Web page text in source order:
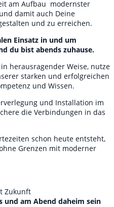
am Aufbau modernster
damit auch Deine
und zu erreichen.
Einsatz in und um
du bist abends zuhause.
herausragender Weise, nutze
starken und erfolgreichen
und Wissen.
und Installation im
die Verbindungen in das
schon heute entsteht,
Grenzen mit moderner
Zukunft
und am Abend daheim sein